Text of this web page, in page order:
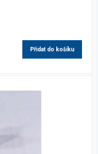
Přidat do košíku